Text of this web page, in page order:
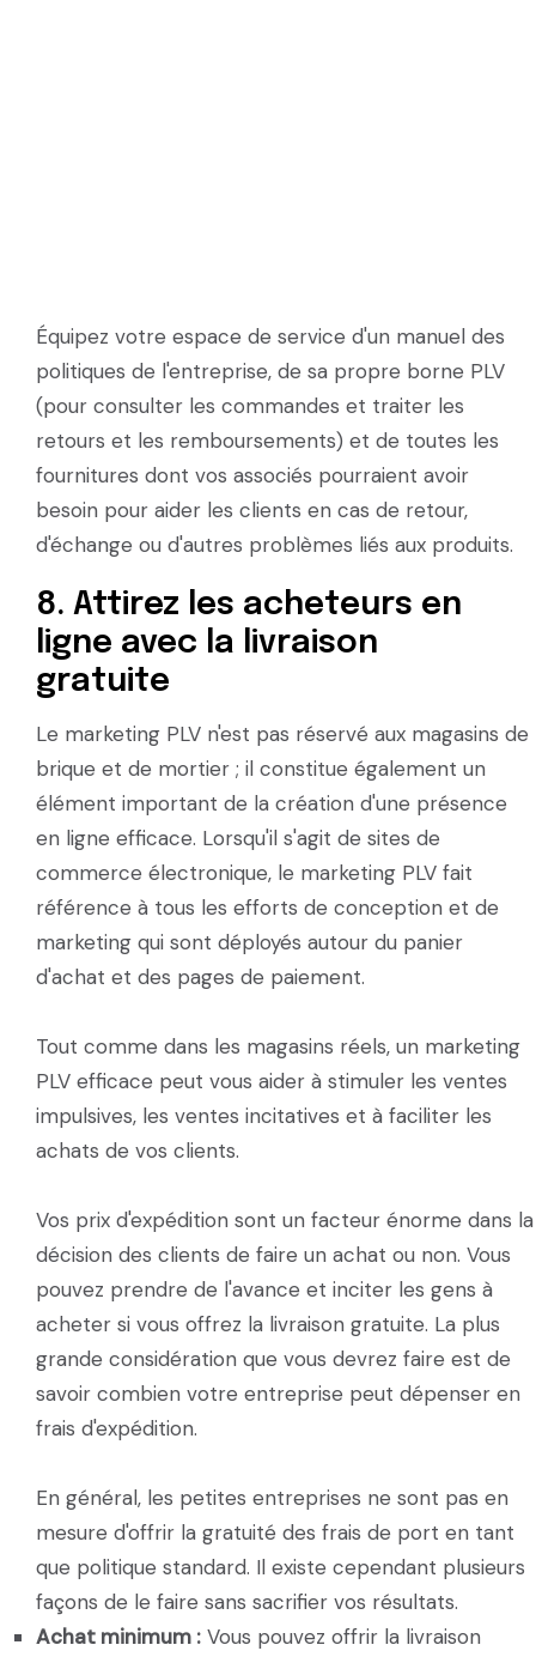
Équipez votre espace de service d'un manuel des
politiques de l'entreprise, de sa propre borne PLV
(pour consulter les commandes et traiter les
retours et les remboursements) et de toutes les
fournitures dont vos associés pourraient avoir
besoin pour aider les clients en cas de retour,
d'échange ou d'autres problèmes liés aux produits.
8. Attirez les acheteurs en
ligne avec la livraison
gratuite
Le marketing PLV n'est pas réservé aux magasins de
brique et de mortier ; il constitue également un
élément important de la création d'une présence
en ligne efficace. Lorsqu'il s'agit de sites de
commerce électronique, le marketing PLV fait
référence à tous les efforts de conception et de
marketing qui sont déployés autour du panier
d'achat et des pages de paiement.
Tout comme dans les magasins réels, un marketing
PLV efficace peut vous aider à stimuler les ventes
impulsives, les ventes incitatives et à faciliter les
achats de vos clients.
Vos prix d'expédition sont un facteur énorme dans la
décision des clients de faire un achat ou non. Vous
pouvez prendre de l'avance et inciter les gens à
acheter si vous offrez la livraison gratuite. La plus
grande considération que vous devrez faire est de
savoir combien votre entreprise peut dépenser en
frais d'expédition.
En général, les petites entreprises ne sont pas en
mesure d'offrir la gratuité des frais de port en tant
que politique standard. Il existe cependant plusieurs
façons de le faire sans sacrifier vos résultats.
Achat minimum : Vous pouvez offrir la livraison